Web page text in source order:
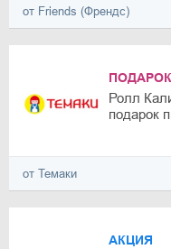
от Friends (Френдс)
ПОДАРОК
Ролл
подарок
от Темаки
АКЦИЯ